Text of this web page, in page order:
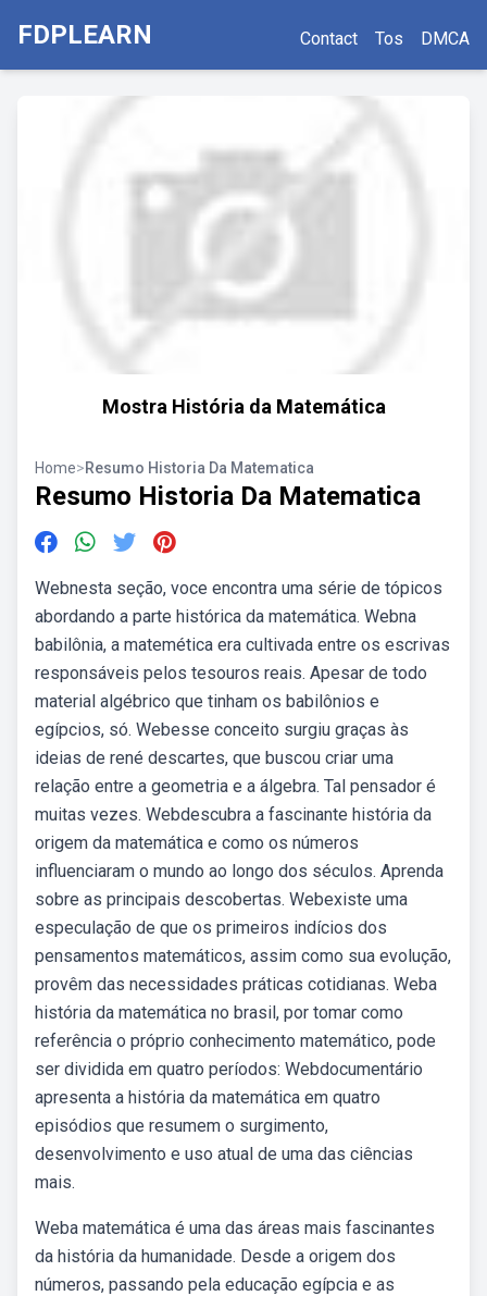
FDPLEARN Contact Tos DMCA
Mostra História da Matemática
Home>Resumo Historia Da Matematica
Resumo Historia Da Matematica
Webnesta seção, voce encontra uma série de tópicos
abordando a parte histórica da matemática. Webna
babilônia, a matemética era cultivada entre os escrivas
responsáveis pelos tesouros reais. Apesar de todo
material algébrico que tinham os babilônios e
egípcios, só. Webesse conceito surgiu graças às
ideias de rené descartes, que buscou criar uma
relação entre a geometria e a álgebra. Tal pensador é
muitas vezes. Webdescubra a fascinante história da
origem da matemática e como os números
influenciaram o mundo ao longo dos séculos. Aprenda
sobre as principais descobertas. Webexiste uma
especulação de que os primeiros indícios dos
pensamentos matemáticos, assim como sua evolução,
provêm das necessidades práticas cotidianas. Weba
história da matemática no brasil, por tomar como
referência o próprio conhecimento matemático, pode
ser dividida em quatro períodos: Webdocumentário
apresenta a história da matemática em quatro
episódios que resumem o surgimento,
desenvolvimento e uso atual de uma das ciências
mais.
Weba matemática é uma das áreas mais fascinantes
da história da humanidade. Desde a origem dos
números, passando pela educação egípcia e as